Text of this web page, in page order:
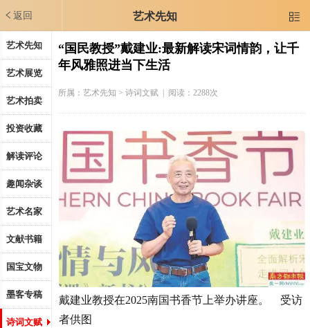
返回 艺术先知 
艺术先知
艺术展览
艺术拍卖
投资收藏
解读评论
趣闻杂谈
艺术名家
文献书籍
国宝文物
墨客专稿
诗词文赋
“国民教授”戴建业:最新解读宋词情韵，让千
年风雅照进当下生活
所属：艺术先知 > 诗词文赋 | 阅读：2288次
戴建业教授在2025南国书香节上举办讲座。 受访
者供图